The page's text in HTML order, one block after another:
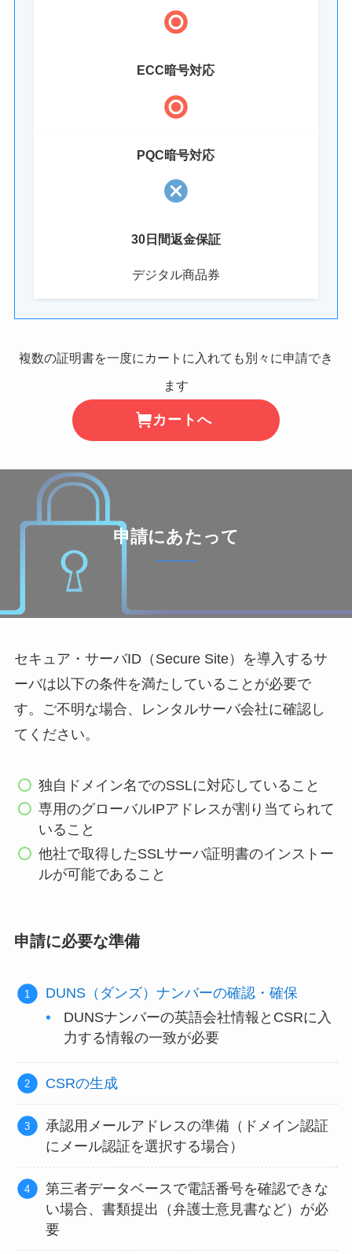
ECC暗号対応
PQC暗号対応
30日間返金保証
デジタル商品券
複数の証明書を一度にカートに入れても別々に申請でき
ます
カートへ
申請にあたって
セキュア・サーバID（Secure Site）を導入するサ
ーバは以下の条件を満たしていることが必要で
す。ご不明な場合、レンタルサーバ会社に確認し
てください。
独自ドメイン名でのSSLに対応していること
専用のグローバルIPアドレスが割り当てられて
いること
他社で取得したSSLサーバ証明書のインストー
ルが可能であること
申請に必要な準備
DUNS（ダンズ）ナンバーの確認・確保
DUNSナンバーの英語会社情報とCSRに入
力する情報の一致が必要
CSRの生成
承認用メールアドレスの準備（ドメイン認証
にメール認証を選択する場合）
第三者データベースで電話番号を確認できな
い場合、書類提出（弁護士意見書など）が必
要